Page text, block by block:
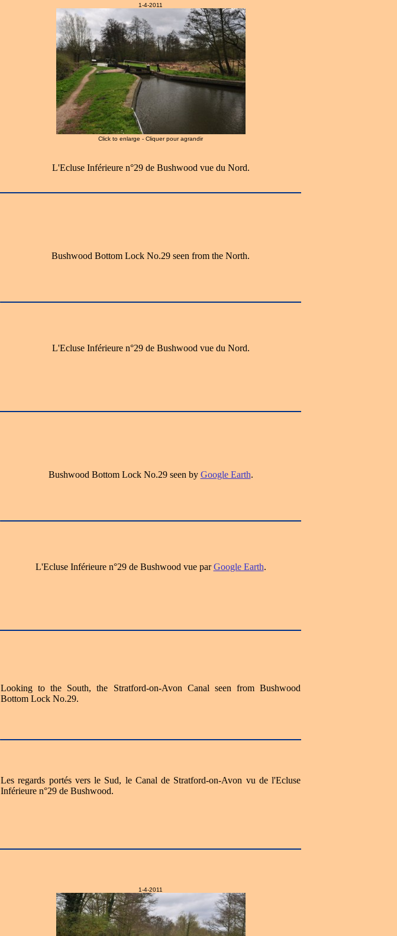
1-4-2011
Click to enlarge - Cliquer pour agrandir
L'Ecluse Inférieure n°29 de Bushwood vue du Nord.
Bushwood Bottom Lock No.29 seen from the North.
L'Ecluse Inférieure n°29 de Bushwood vue du Nord.
Bushwood Bottom Lock No.29 seen by Google Earth.
L'Ecluse Inférieure n°29 de Bushwood vue parGoogle Earth.
Looking to the South, the Stratford-on-Avon Canal seen from Bushwood
Bottom Lock No.29.
Les regards portés vers le Sud, le Canal de Stratford-on-Avon vu de l'Ecluse
Inférieure n°29 de Bushwood.
1-4-2011